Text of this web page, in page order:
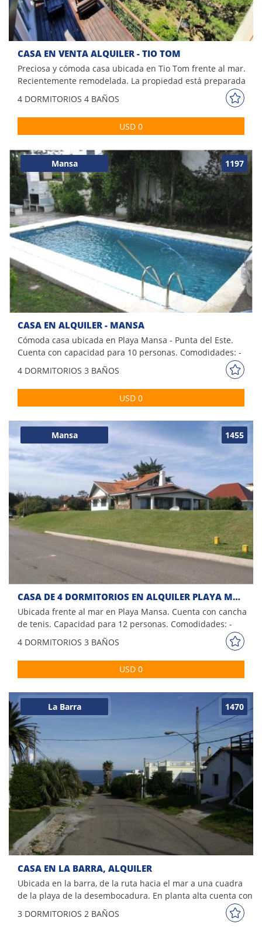
CASA EN VENTA ALQUILER - TIO TOM
Preciosa y cómoda casa ubicada en Tio Tom frente al mar.
Recientemente remodelada. La propiedad está preparada
para recibir familias con niños chicos ya que tiene
protecciones en todos los balcones, escalera y piscina. Gran
terraza con mirador en el techo y vista panorámica.
Comodidades: - Living comedor - Terraza - Cocina - 4
techado - Piscina exterior
4 DORMITORIOS 4 BAÑOS
USD 0
1197
Mansa
CASA EN ALQUILER - MANSA
Cómoda casa ubicada en Playa Mansa - Punta del Este.
Cuenta con capacidad para 10 personas. Comodidades: -
Living comedor - Cocina - 4 Dormitorios - 3 Baños -
Lavadero - Piscina exterior - Parrillero techado - Garaje -
Capacidad para 10 personas
4 DORMITORIOS 3 BAÑOS
USD 0
1455
Mansa
CASA DE 4 DORMITORIOS EN ALQUILER PLAYA MANSA
Ubicada frente al mar en Playa Mansa. Cuenta con cancha
de tenis. Capacidad para 12 personas. Comodidades: -
Living - comedor - Cocina - 4 dormitorios - 3 baños -
Dependencia de servicio - Amplio parrillero - Garaje para 2
autos
4 DORMITORIOS 3 BAÑOS
USD 0
1470
La Barra
CASA EN LA BARRA, ALQUILER
Ubicada en la barra, de la ruta hacia el mar a una cuadra
de la playa de la desembocadura. En planta alta cuenta con
el dormitorio principal en suite, living - comedor, cocina y
terraza al frente con vista al mar. En planta baja se
3 DORMITORIOS 2 BAÑOS